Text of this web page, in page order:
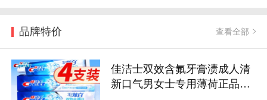
品牌特价 查看全部
佳洁士双效含氟牙膏渍成人清
新口气男女士专用薄荷正品官